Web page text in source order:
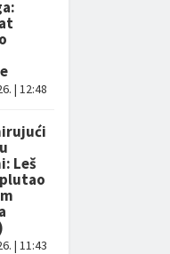
| 12:48
Leš
| 11:43